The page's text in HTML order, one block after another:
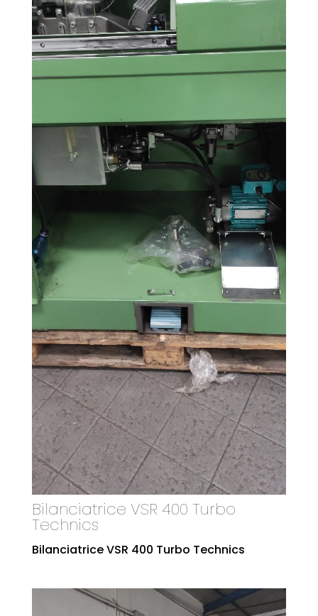
Bilanciatrice VSR 400 Turbo
Technics
Bilanciatrice VSR 400 Turbo Technics